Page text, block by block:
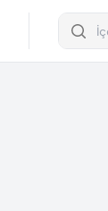
Arama